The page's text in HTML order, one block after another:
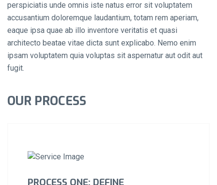
perspiciatis unde omnis iste natus error sit voluptatem
accusantium doloremque laudantium, totam rem aperiam,
eaque ipsa quae ab illo inventore veritatis et quasi
architecto beatae vitae dicta sunt explicabo. Nemo enim
ipsam voluptatem quia voluptas sit aspernatur aut odit aut
fugit.
OUR PROCESS
PROCESS ONE: DEFINE